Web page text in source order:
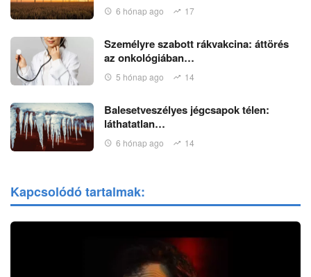
6 hónap ago 17
Személyre szabott rákvakcina: áttörés
az onkológiában…
5 hónap ago 14
Balesetveszélyes jégcsapok télen:
láthatatlan…
6 hónap ago 14
Kapcsolódó tartalmak: